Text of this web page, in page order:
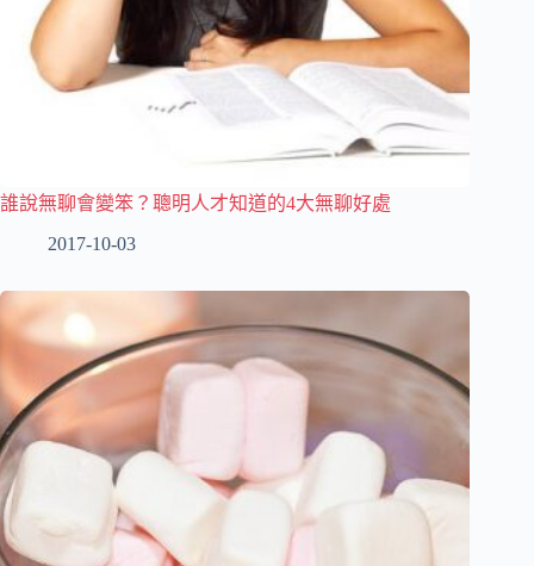
誰說無聊會變笨？聰明人才知道的4大無聊好處
2017-10-03